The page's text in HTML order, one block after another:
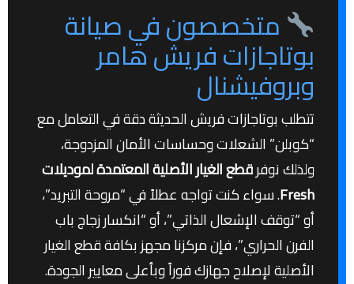
متخصصون في صيانة
بوتاجازات فريش هامر
وبروفيشنال
تتطلب بوتاجازات فريش الحديثة دقة في التعامل مع
“كوبلن” الشعلات وحساسات الأمان المزدوجة،
ولذلك نوفرقطع الغيار الأصلية المعتمدة لموديلات
Fresh. سواء كنت تواجه عطلاً في “مروحة التبريد”،
أو “توقف الإشعال الذاتي”، أو “انكسار زجاج باب
الفرن الحراري”، فإن مركزنا مجهز بكافة قطع الغيار
الأصلية لإصلاح جهازك فوراً وبأعلى معايير الجودة.